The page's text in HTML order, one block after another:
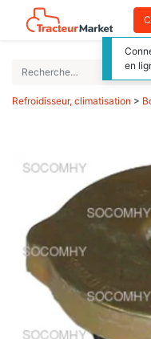
Refroidisseur, climatisation >
en